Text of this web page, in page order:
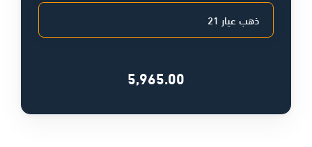
5,965.00